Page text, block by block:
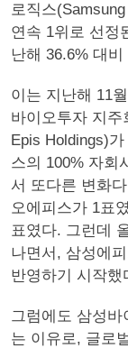
로직스
연속 1위로 선정
난해 36.6% 대
이는 지난해 11
바이오투자 지주
Epis Holdings)
스의 100% 자회
서 또다른 변화
오에피스가 1표
표였다. 그런데
나면서, 삼성에
반영하기 시작했
그럼에도 삼성
는 이유로, 글로